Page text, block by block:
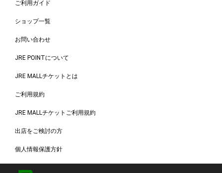
ご利用ガイド
ショップ一覧
お問い合わせ
JRE POINTについて
JRE MALLチケットとは
ご利用規約
JRE MALLチケットご利用規約
出店をご検討の方
個人情報保護方針